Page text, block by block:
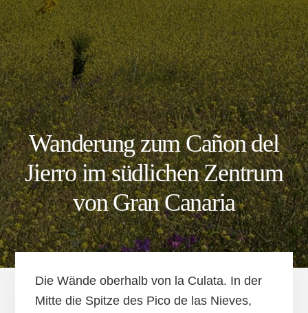
Wanderung zum Cañon del
Jierro im südlichen Zentrum
von Gran Canaria
Die Wände oberhalb von la Culata. In der
Mitte die Spitze des Pico de las Nieves,